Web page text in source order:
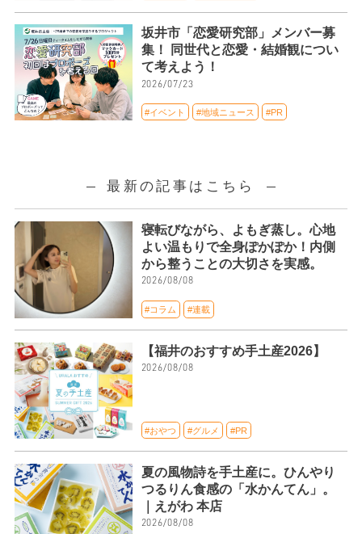
坂井市「恋愛研究部」メンバー募
集！ 同世代と恋愛・結婚観につい
て考えよう！
2026/07/23
#イベント #地域ニュース #PR
最新の記事はこちら
寝転びながら、よもぎ蒸し。心地
よい温もりで全身ぽかぽか！内側
から整うことの大切さを実感。
2026/08/08
#コラム #連載
【福井のおすすめ手土産2026】
2026/08/08
#おやつ #グルメ #PR
夏の風物詩を手土産に。ひんやり
つるりん食感の「水かんてん」。
｜えがわ 本店
2026/08/08